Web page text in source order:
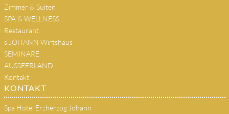
Zimmer & Suiten
SPA & WELLNESS
Restaurant
s'JOHANN Wirtshaus
SEMINARE
AUSSEERLAND
Kontakt
KONTAKT
Spa Hotel Erzherzog Johann